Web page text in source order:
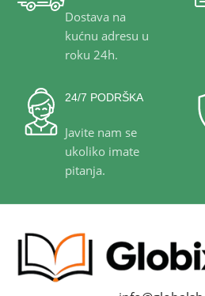
Dostava na
kućnu adresu u
roku 24h.
24/7 PODRŠKA
Javite nam se
ukoliko imate
pitanja.